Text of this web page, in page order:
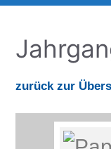
zurück zur